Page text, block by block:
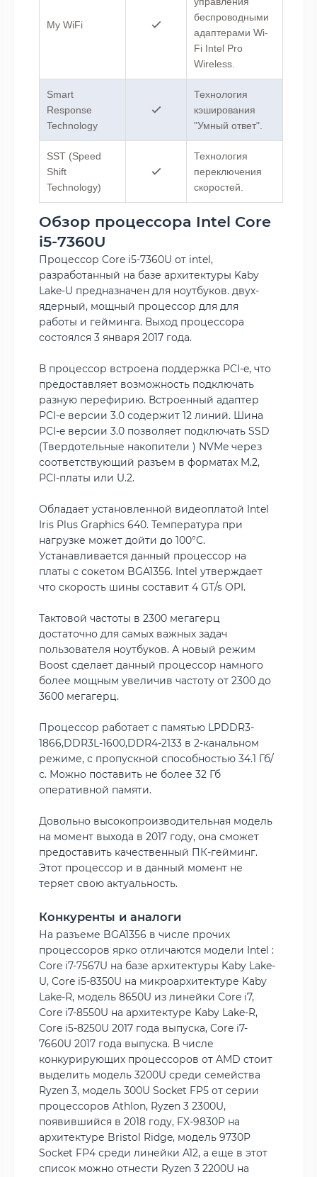
My WiFi
беспроводными
адаптерами Wi-
Fi Intel Pro
Wireless.
Smart
Response
Technology
Технология
кэширования
"Умный ответ".
SST (Speed
Shift
Technology)
Технология
переключения
скоростей.
Обзор процессора Intel Core
i5-7360U
Процессор Core i5-7360U от intel,
разработанный на базе архитектуры Kaby
Lake-U предназначен для ноутбуков. двух-
ядерный, мощный процессор для для
работы и гейминга. Выход процессора
состоялся 3 января 2017 года.
В процессор встроена поддержка PCI-e, что
предоставляет возможность подключать
разную перефирию. Встроенный адаптер
PCI-e версии 3.0 содержит 12 линий. Шина
PCI-e версии 3.0 позволяет подключать SSD
(Твердотельные накопители ) NVMe через
соответствующий разъем в форматах M.2,
PCI-платы или U.2.
Обладает установленной видеоплатой Intel
Iris Plus Graphics 640. Температура при
нагрузке может дойти до 100°C.
Устанавливается данный процессор на
платы с сокетом BGA1356. Intel утверждает
что скорость шины составит 4 GT/s OPI.
Тактовой частоты в 2300 мегагерц
достаточно для самых важных задач
пользователя ноутбуков. А новый режим
Boost сделает данный процессор намного
более мощным увеличив частоту от 2300 до
3600 мегагерц.
Процессор работает с памятью LPDDR3-
1866,DDR3L-1600,DDR4-2133 в 2-канальном
режиме, с пропускной способностью 34.1 Гб/
с. Можно поставить не более 32 Гб
оперативной памяти.
Довольно высокопроизводительная модель
на момент выхода в 2017 году, она сможет
предоставить качественный ПК-гейминг.
Этот процессор и в данный момент не
теряет свою актуальность.
Конкуренты и аналоги
На разъеме BGA1356 в числе прочих
процессоров ярко отличаются модели Intel :
Core i7-7567U на базе архитектуры Kaby Lake-
U, Core i5-8350U на микроархитектуре Kaby
Lake-R, модель 8650U из линейки Core i7,
Core i7-8550U на архитектуре Kaby Lake-R,
Core i5-8250U 2017 года выпуска, Core i7-
7660U 2017 года выпуска. В числе
конкурирующих процессоров от AMD стоит
выделить модель 3200U среди семейства
Ryzen 3, модель 300U Socket FP5 от серии
процессоров Athlon, Ryzen 3 2300U,
появившийся в 2018 году, FX-9830P на
архитектуре Bristol Ridge, модель 9730P
Socket FP4 среди линейки A12, а еще в этот
список можно отнести Ryzen 3 2200U на